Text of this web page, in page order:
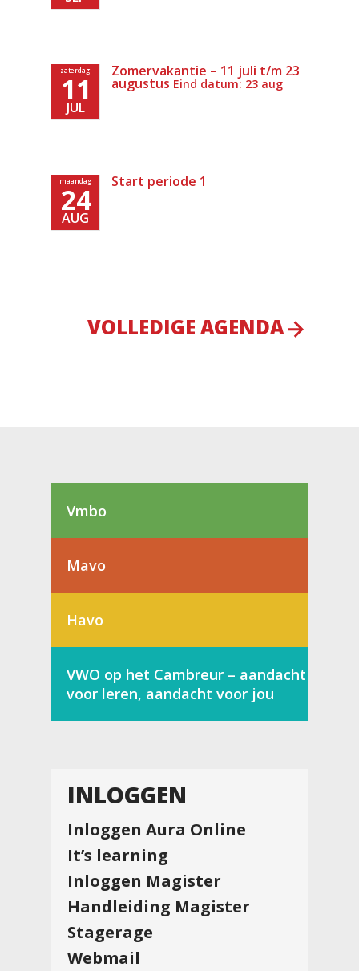
zaterdag
11
JUL
Zomervakantie – 11 juli t/m 23
augustus Eind datum: 23 aug
maandag
24
AUG
Start periode 1
VOLLEDIGE AGENDA
Vmbo
Mavo
Havo
VWO op het Cambreur – aandacht
voor leren, aandacht voor jou
INLOGGEN
Inloggen Aura Online
It’s learning
Inloggen Magister
Handleiding Magister
Stagerage
Webmail